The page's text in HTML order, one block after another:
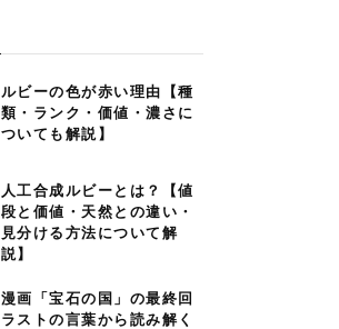
ルビーの色が赤い理由【種
類・ランク・価値・濃さに
ついても解説】
人工合成ルビーとは？【値
段と価値・天然との違い・
見分ける方法について解
説】
漫画「宝石の国」の最終回
ラストの言葉から読み解く